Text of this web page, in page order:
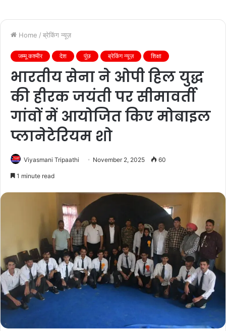
Home / ब्रेकिंग न्यूज़
जम्मू कश्मीर देश पुंछ ब्रेकिंग न्यूज़ शिक्षा
भारतीय सेना ने ओपी हिल युद्ध
की हीरक जयंती पर सीमावर्ती
गांवों में आयोजित किए मोबाइल
प्लानेटेरियम शो
Viyasmani Tripaathi November 2, 2025 60
1 minute read